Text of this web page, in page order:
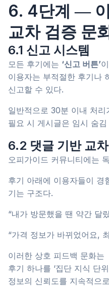
6. 4단계 ―
교차 검증 문
6.1 신고 시스템
모든 후기에는 ‘신고 버튼’
이용자는 부적절한 후기나
신고할 수 있다.
일반적으로 30분 이내 처리
필요 시 게시글은 임시 숨김
6.2 댓글 기반 교
오피가이드 커뮤니티에는
후기 아래에 이용자들이 경
기는 구조다.
“내가 방문했을 땐 약간 달
“가격 정보가 바뀌었어요,
이러한 상호 피드백 문화는
후기 하나를 ‘집단 지식 단
정보의 신뢰도를 지속적으